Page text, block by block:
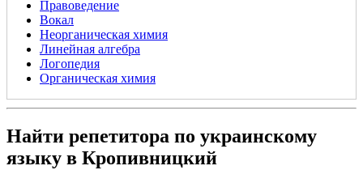
Правоведение
Вокал
Неорганическая химия
Линейная алгебра
Логопедия
Органическая химия
Найти репетитора по украинскому
языку в Кропивницкий